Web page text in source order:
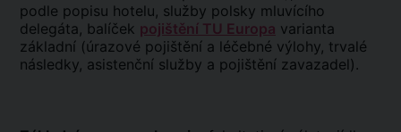
podle popisu hotelu, služby polsky mluvícího
delegáta, balíček pojištění TU Europa varianta
základní (úrazové pojištění a léčebné výlohy, trvalé
následky, asistenční služby a pojištění zavazadel).